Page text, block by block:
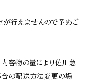
行えませんので予めご
容物の量により佐川急
合の配送方法変更の場